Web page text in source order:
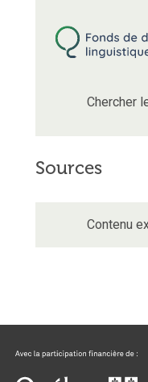
Chercher
Sources
Contenu